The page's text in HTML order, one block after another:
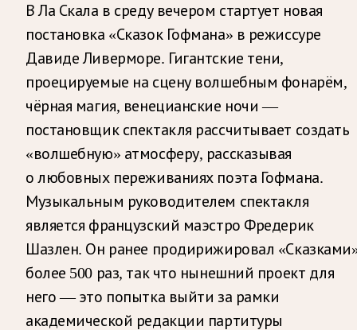
В Ла Скала в среду вечером стартует новая
постановка «Сказок Гофмана» в режиссуре
Давиде Ливерморе. Гигантские тени,
проецируемые на сцену волшебным фонарём,
чёрная магия, венецианские ночи —
постановщик спектакля рассчитывает создать
«волшебную» атмосферу, рассказывая
о любовных переживаниях поэта Гофмана.
Музыкальным руководителем спектакля
является французский маэстро Фредерик
Шазлен. Он ранее продирижировал
более 500 раз, так что нынешний проект для
него — это попытка выйти за рамки
академической редакции партитуры